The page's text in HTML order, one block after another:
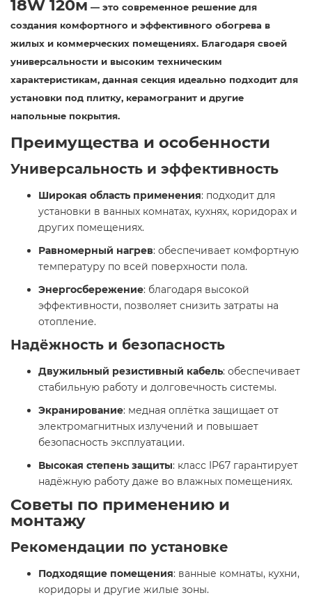
18W 120м — это современное решение для
создания комфортного и эффективного обогрева в
жилых и коммерческих помещениях. Благодаря своей
универсальности и высоким техническим
характеристикам, данная секция идеально подходит для
установки под плитку, керамогранит и другие
напольные покрытия.​
Преимущества и особенности
Универсальность и эффективность
Широкая область применения: подходит для
установки в ванных комнатах, кухнях, коридорах и
других помещениях.​
Равномерный нагрев: обеспечивает комфортную
температуру по всей поверхности пола.​
Энергосбережение: благодаря высокой
эффективности, позволяет снизить затраты на
отопление.​
Надёжность и безопасность
Двужильный резистивный кабель: обеспечивает
стабильную работу и долговечность системы.​
Экранирование: медная оплётка защищает от
электромагнитных излучений и повышает
безопасность эксплуатации.​
Высокая степень защиты: класс IP67 гарантирует
надёжную работу даже во влажных помещениях.​
Советы по применению и
монтажу
Рекомендации по установке
Подходящие помещения: ванные комнаты, кухни,
коридоры и другие жилые зоны.​